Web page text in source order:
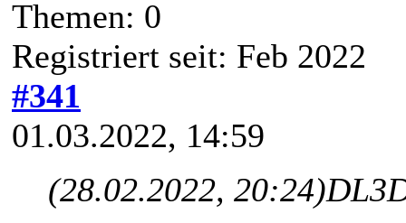
Themen: 0
Registriert seit: Feb 2022
#341
01.03.2022, 14:59
(28.02.2022, 20:24)